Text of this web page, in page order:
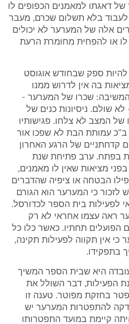
דאגתו למאמנים הכפופים לו
לעבוד בלא תשלום שכרם, מעבר
אלה של המערער לא יכולים
לו או להפחית מחומרת הרעת
להיות ספק שבחודש אוגוסט
בה אין לדרוש ממנו
שכרו של המערער -
שולם. ניסיונות כנים של
של המצב לא צלחו. פגישותיו
עמותת הבת לא שפכו אור
קדחתניים של הרגע האחרון
בפתח. ערב פתיחת שנת
מציאות שאין לו מאמנים,
הבטחה או ציפיה שהדברים
לזכור כי המערער הוא הגורם
לפעילות בית הספר לכדורסל.
ראה עצמו אחראי לא רק
הפועלים תחתיו. כאשר כלו כל
כי אין תקווה לפעילות תקינה,
בתפקידו.
עובדה היא שבית הספר המשיך
הפעילות, דבר השולל את
בחזקת מפוטר. טענה זו
להתפטרות המערער יש
קיימת במועד התפטרותו